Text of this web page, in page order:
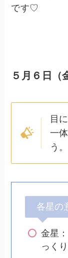
です♡
５月６日（
目
一
う。
各星の
金星
っく